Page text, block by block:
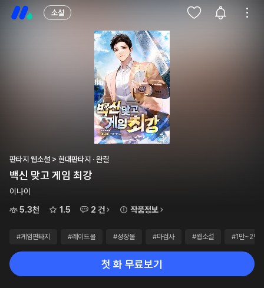
소설
판타지 웹소설 > 현대판타지 · 완결
백신 맞고 게임 최강
이나이
5.3천
1.5 2 건 작품정보
#게임판타지 #레이드물 #성장물 #마검사 #웹소설 #1만~2만
첫 화 무료보기